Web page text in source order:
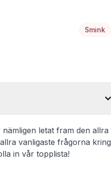
Smink
letat fram den allra
vanligaste frågorna kring
in vår topplista!